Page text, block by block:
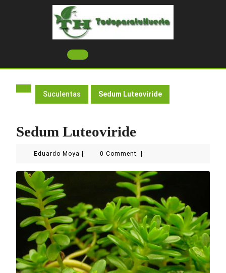
Open
Button
Suculentas Sedum Luteoviride
Sedum Luteoviride
Eduardo Moya Eduardo0 Comment